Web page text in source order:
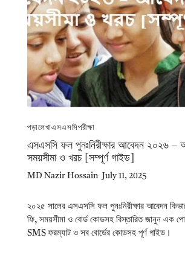
পড়ালেখাএসএসসিপরীক্ষা
এসএসসি ফল পুনঃনিরীক্ষার আবেদন ২০২৬ –
সময়সীমা ও খরচ [সম্পূর্ণ গাইড]
MD Nazir Hossain July 11, 2025
২০২৫ সালের এসএসসি ফল পুনঃনিরীক্ষার আবেদন
ফি, সময়সীমা ও বোর্ড কোডসহ বিস্তারিত জানুন এক
SMS ফরম্যাট ও সব বোর্ডের কোডসহ পূর্ণ গাইড।